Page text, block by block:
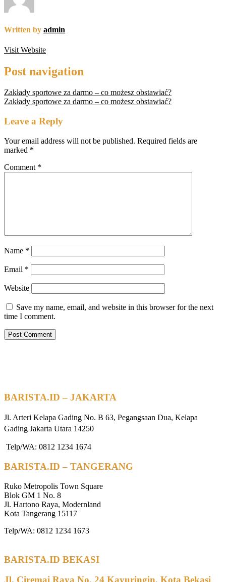
Written by admin
Visit Website
Post navigation
Zakłady sportowe za darmo – co możesz obstawiać?
Zakłady sportowe za darmo – co możesz obstawiać?
Leave a Reply
Your email address will not be published. Required fields are
marked *
Comment *
Name *
Email *
Website
Save my name, email, and website in this browser for the next
time I comment.
BARISTA.ID – JAKARTA
Jl. Arteri Kelapa Gading No. B 63, Pegangsaan Dua, Kelapa
Gading Jakarta Utara 14250
Telp/WA: 0812 1234 1674
BARISTA.ID – TANGERANG
Ruko Metropolis Town Square
Blok GM 1 No. 8
Jl. Hartono Raya, Modernland
Kota Tangerang 15117
Telp/WA: 0812 1234 1673
BARISTA.ID BEKASI
Jl. Ciremai Raya No. 24 Kayuringin, Kota Bekasi